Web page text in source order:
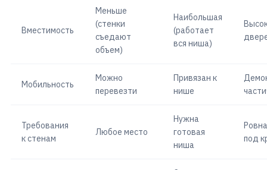
Вместимость
Меньше
(стенки
съедают
объем)
Наибольшая
(работает
вся ниша)
Мобильность
Можно
перевезти
Привязан к
нише
Требования
к стенам
Любое место
Нужна
готовая
ниша
под